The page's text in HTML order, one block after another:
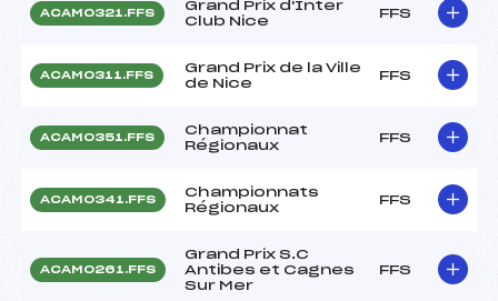
ACAM0321.FFS
Grand Prix d'Inter
Club Nice
FFS
ACAM0311.FFS
Grand Prix de la Ville
de Nice
FFS
ACAM0351.FFS
Championnat
Régionaux
FFS
ACAM0341.FFS
Championnats
Régionaux
FFS
ACAM0261.FFS
Grand Prix S.C
Antibes et Cagnes
Sur Mer
FFS